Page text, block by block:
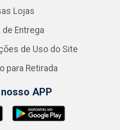
Lojas
Entrega
de Uso do Site
para Retirada
APP